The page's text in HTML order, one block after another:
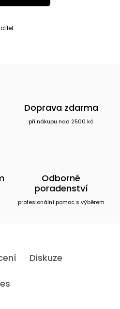
Doprava zdarma
při nákupu nad 2500 kč
Odborné
poradenství
profesionální pomoc s výběrem
Diskuze